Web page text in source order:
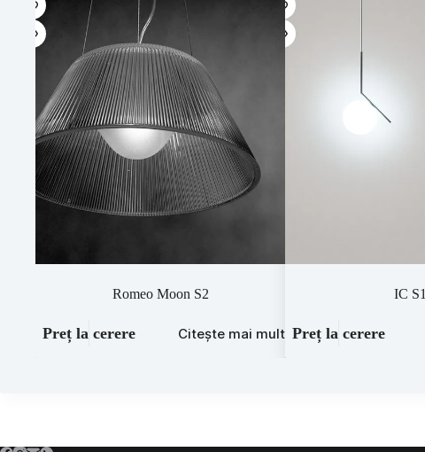
Romeo Moon S2
Preț la cerere Citește mai mult
IC S1
Preț la cerere